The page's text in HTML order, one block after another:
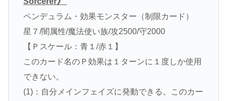
ペンデュラム・効果モンスター（制限カード）
星７/闇属性/魔法使い族/攻2500/守2000
【Ｐスケール：青１/赤１】
このカード名のＰ効果は１ターンに１度しか使用
できない。
(1)：自分メインフェイズに発動できる。このカー